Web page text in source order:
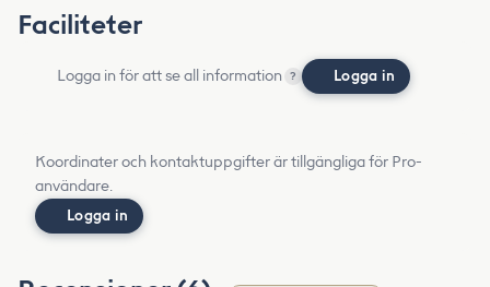
Faciliteter
Logga in för att se all information ? Logga in
Koordinater och kontaktuppgifter är tillgängliga för Pro-
användare.
Logga in